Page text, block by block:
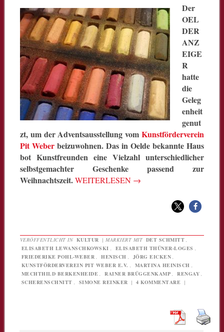
Der
OEL
DER
ANZ
EIGE
R
hatte
die
Geleg
enheit
genut
zt, um der Adventsausstellung vomKunstförderverein
Pit Weberbeizuwohnen. Das in Oelde bekannte Haus
bot Kunstfreunden eine Vielzahl unterschiedlicher
selbstgemachter Geschenke passend zur
Weihnachtszeit.WEITERLESEN →
VERÖFFENTLICHT IN KULTUR |MARKIERT MIT DET SCHMITT
ELISABETH LEWANSCHKOWSKI
ELISABETH THÜNER-LOGES
FRIEDERIKE POHL-WEBER
HENISCH JÖRG EICKEN
KUNSTFÖRDERVEREIN PIT WEBER E.V.
MARTINA HEINISCH
MECHTHILD BERKENHEIDE
RAINER BRÜGGENKAMP RENGAY
SCHERENSCHNITT
SIMONE REINKER | 4 KOMMENTARE |